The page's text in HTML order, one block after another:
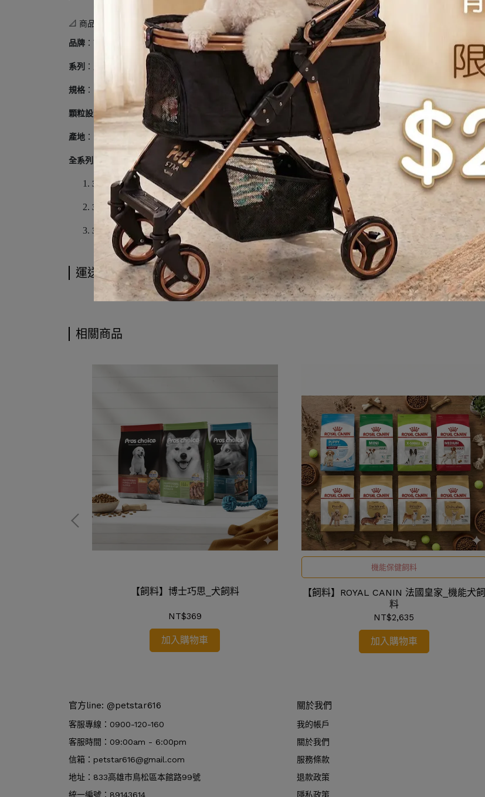
📐 商品規格
品牌 ：WASATCH 瓦莎奇
系列 ：原生犬糧系列 (Ancient Grain Dog Food)
規格 ：1.5kg / 2.72kg / 6.8kg / 12kg
顆粒設計 ：一般顆粒 / 小顆粒 (Small Bites)
產地 ：台灣
全系列三種口味 ：
3種白肉 (雞肉 + 火雞 + 鴨肉)：高蛋白低負擔，最推薦的低敏入門款。
3種紅肉 (牛肉 + 羊肉 + 鹿肉) ：富含鐵質與鋅，適合需要補血或增加肌肉量的毛孩。
3種魚肉 (鮭魚 + 鮪魚 + 鱈魚) ：豐富 Omega-3，專攻皮膚過敏與爆毛需求。
運送方式
相關商品
【飼料】博士巧思_犬飼料
NT$369
加入購物車
機能保健飼料
【飼料】ROYAL CANIN 法國皇家_機能犬飼
料
NT$2,635
加入購物車
官方line: @petstar616
客服專線：0900-120-160
客服時間：09:00am - 6:00pm
信箱：petstar616@gmail.com
地址：833高雄市鳥松區本館路99號
統一編號：89143614
關於我們
我的帳戶
關於我們
服務條款
退款政策
隱私政策